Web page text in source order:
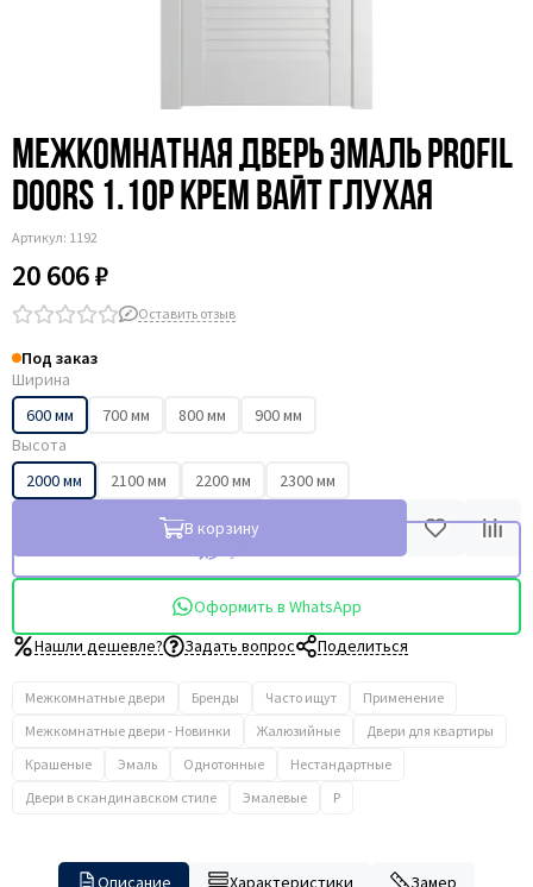
Межкомнатная дверь эмаль Profil
Doors 1.10P крем вайт глухая
Артикул: 1192
20 606 ₽
Оставить отзыв
Под заказ
Ширина
600 мм
700 мм 800 мм
900 мм
Высота
2000 мм
2100 мм 2200 мм 2300 мм
В корзину
Оформить в WhatsApp
Нашли дешевле?
Задать вопрос Поделиться
Межкомнатные двери Бренды Часто ищут
Применение
Межкомнатные двери - Новинки
Жалюзийные
Двери для квартиры
Крашеные
Эмаль Однотонные
Нестандартные
Двери в скандинавском стиле
Эмалевые P
Описание Характеристики
Замер